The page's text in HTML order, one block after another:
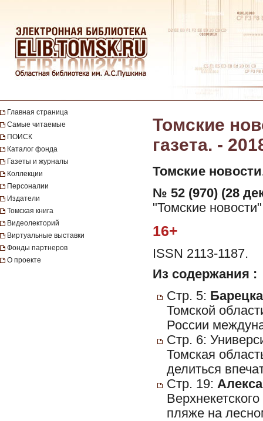
Главная страница
Самые читаемые
ПОИСК
Каталог фонда
Газеты и журналы
Коллекции
Персоналии
Издатели
Томская книга
Видеолекторий
Виртуальные выставки
Фонды партнеров
О проекте
Томские
газета. -
Томские
№ 52 (970) (28
"Томские
16+
ISSN 2113-1187.
Из содержания :
Стр. 5:
Томской
России
Стр. 6:
Томская
делиться
Стр. 19:
пляже на